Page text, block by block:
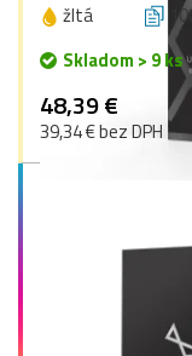
žltá
Skladom > 9 ks
48,39 €
39,34 € bez DPH